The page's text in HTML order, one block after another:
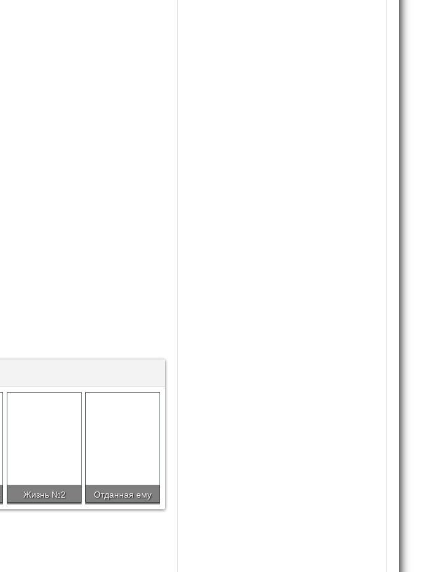
Жизнь №2 Отданная ему